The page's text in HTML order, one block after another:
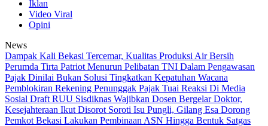
Iklan
Video Viral
Opini
News
Dampak Kali Bekasi Tercemar, Kualitas Produksi Air Bersih
Perumda Tirta Patriot Menurun Pelibatan TNI Dalam Pengawasan
Pajak Dinilai Bukan Solusi Tingkatkan Kepatuhan Wacana
Pemblokiran Rekening Penunggak Pajak Tuai Reaksi Di Media
Sosial Draft RUU Sisdiknas Wajibkan Dosen Bergelar Doktor,
Kesejahteraan Ikut Disorot Soroti Isu Pungli, Gilang Esa Dorong
Pemkot Bekasi Lakukan Pembinaan ASN Hingga Bentuk Satgas